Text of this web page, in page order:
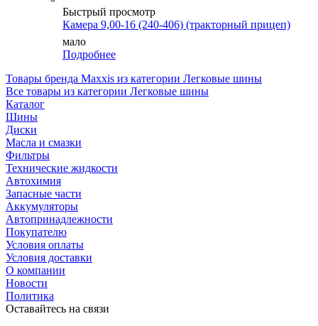
Быстрый просмотр
Камера 9,00-16 (240-406) (тракторный прицеп)
мало
Подробнее
Товары бренда Maxxis из категории Легковые шины
Все товары из категории Легковые шины
Каталог
Шины
Диски
Масла и смазки
Фильтры
Технические жидкости
Автохимия
Запасные части
Аккумуляторы
Автопринадлежности
Покупателю
Условия оплаты
Условия доставки
О компании
Новости
Политика
Оставайтесь на связи